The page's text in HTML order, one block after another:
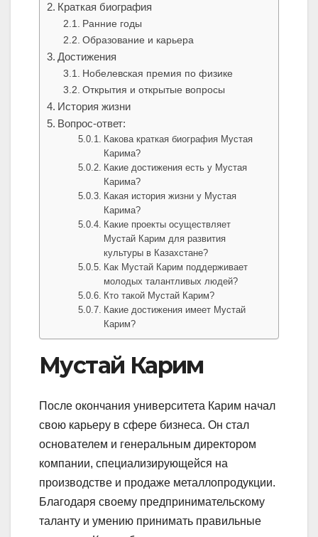
Краткая биография
Ранние годы
Образование и карьера
Достижения
Нобелевская премия по физике
Открытия и открытые вопросы
История жизни
Вопрос-ответ:
Какова краткая биография Мустая
Карима?
Какие достижения есть у Мустая
Карима?
Какая история жизни у Мустая
Карима?
Какие проекты осуществляет
Мустай Карим для развития
культуры в Казахстане?
Как Мустай Карим поддерживает
молодых талантливых людей?
Кто такой Мустай Карим?
Какие достижения имеет Мустай
Карим?
Мустай Карим
После окончания университета Карим начал
свою карьеру в сфере бизнеса. Он стал
основателем и генеральным директором
компании, специализирующейся на
производстве и продаже металлопродукции.
Благодаря своему предпринимательскому
таланту и умению принимать правильные